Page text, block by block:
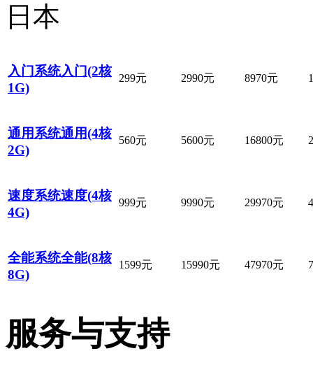
日本
入门系统入门(2核
1G)
299元 2990元 8970元
通用系统通用(4核
2G)
560元 5600元 16800元
速度系统速度(4核
4G)
999元 9990元 29970元
全能系统全能(8核
8G)
1599元 15990元 47970元
服务与支持